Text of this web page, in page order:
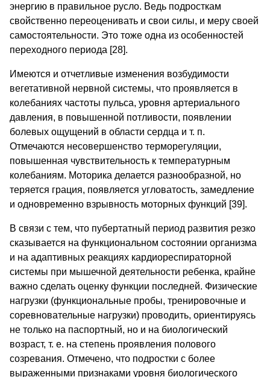
энергию в правильное русло. Ведь подросткам
свойственно переоценивать и свои силы, и меру своей
самостоятельности. Это тоже одна из особенностей
переходного периода [28].
Имеются и отчетливые изменения возбудимости
вегетативной нервной системы, что проявляется в
колебаниях частоты пульса, уровня артериального
давления, в повышенной потливости, появлении
болевых ощущений в области сердца и т. п.
Отмечаются несовершенство терморегуляции,
повышенная чувствительность к температурным
колебаниям. Моторика делается разнообразной, но
теряется грация, появляется угловатость, замедление
и одновременно взрывность моторных функций [39].
В связи с тем, что пубертатный период развития резко
сказывается на функциональном состоянии организма
и на адаптивных реакциях кардиореспираторной
системы при мышечной деятельности ребенка, крайне
важно сделать оценку функции последней. Физические
нагрузки (функциональные пробы, тренировочные и
соревновательные нагрузки) проводить, ориентируясь
не только на паспортный, но и на биологический
возраст, т. е. на степень проявления полового
созревания. Отмечено, что подростки с более
выраженными признаками уровня биологического